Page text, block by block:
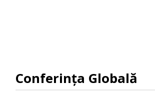
Conferința Globală